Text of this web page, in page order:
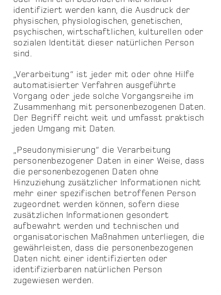
identifiziert werden kann, die Ausdruck der
physischen, physiologischen, genetischen,
psychischen, wirtschaftlichen, kulturellen oder
sozialen Identität dieser natürlichen Person
sind.
„Verarbeitung“ ist jeder mit oder ohne Hilfe
automatisierter Verfahren ausgeführte
Vorgang oder jede solche Vorgangsreihe im
Zusammenhang mit personenbezogenen Daten.
Der Begriff reicht weit und umfasst praktisch
jeden Umgang mit Daten.
„Pseudonymisierung“ die Verarbeitung
personenbezogener Daten in einer Weise, dass
die personenbezogenen Daten ohne
Hinzuziehung zusätzlicher Informationen nicht
mehr einer spezifischen betroffenen Person
zugeordnet werden können, sofern diese
zusätzlichen Informationen gesondert
aufbewahrt werden und technischen und
organisatorischen Maßnahmen unterliegen, die
gewährleisten, dass die personenbezogenen
Daten nicht einer identifizierten oder
identifizierbaren natürlichen Person
zugewiesen werden.